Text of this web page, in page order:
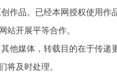
品。已经本网授权使用作
站开展平等合作。
他媒体，转载目的在于传递
将及时处理。